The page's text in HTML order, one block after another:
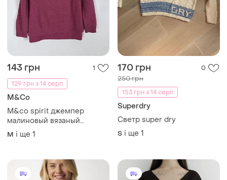
143 грн
1
129 грн з 14 серп
M&Co
M&co spirit джемпер
малиновый вязаный
оверсайз с шерстью
длинный рукав
M і ще 1
170 грн 0
250 грн
153 грн з 14 серп
Superdry
Светр super dry
S і ще 1